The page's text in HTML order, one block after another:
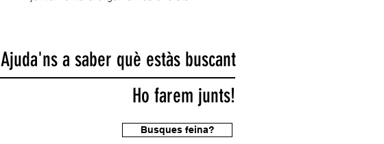
Ajuda'ns a saber què estàs buscant
Ho farem junts!
Busques feina?